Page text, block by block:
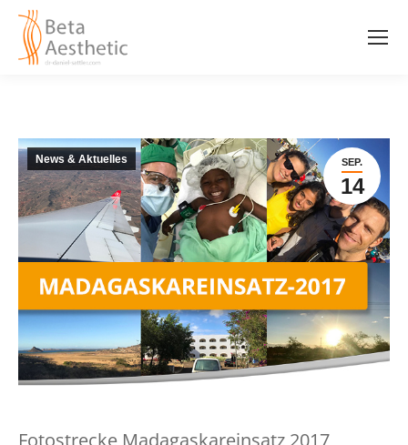
SEP.
14
News & Aktuelles
Fotostrecke Madagaskareinsatz 2017